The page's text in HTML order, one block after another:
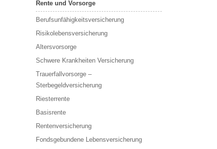
Rente und Vorsorge
Berufs­unfähigkeitsversicherung
Risikolebensversicherung
Altersvorsorge
Schwere Krankheiten Versicherung
Trauerfallvorsorge –
Sterbegeldversicherung
Riesterrente
Basisrente
Rentenversicherung
Fondsgebundene Lebensversicherung